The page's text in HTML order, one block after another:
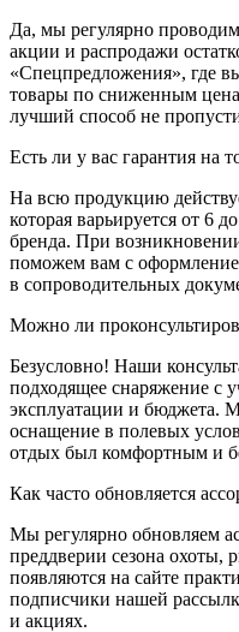
Да, мы регулярно
акции и распродажи
«Спецпредложения», где
товары по сниженным
лучший способ не
Есть ли у вас гарантия на
На всю продукцию
которая варьируется от 6
бренда. При
поможем вам с
в сопроводительных
Можно ли
Безусловно! Наши
подходящее снаряжение с
эксплуатации и бюджета.
оснащение в полевых
отдых был комфортным и
Как часто обновляется
Мы регулярно обновляем
преддверии сезона охоты,
появляются на сайте
подписчики нашей
и акциях.